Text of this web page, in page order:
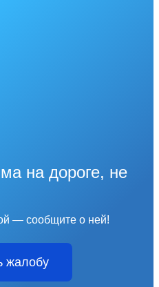
на дороге, не
— сообщите о ней!
жалобу